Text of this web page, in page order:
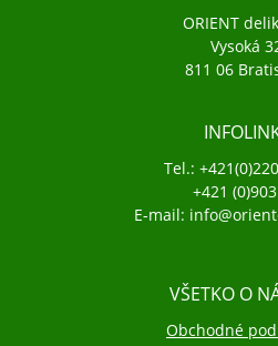
ORIENT
Vysoká
811 06
Tel.:
+421 (0)903
E-mail:
VŠETKO O
Obchodné